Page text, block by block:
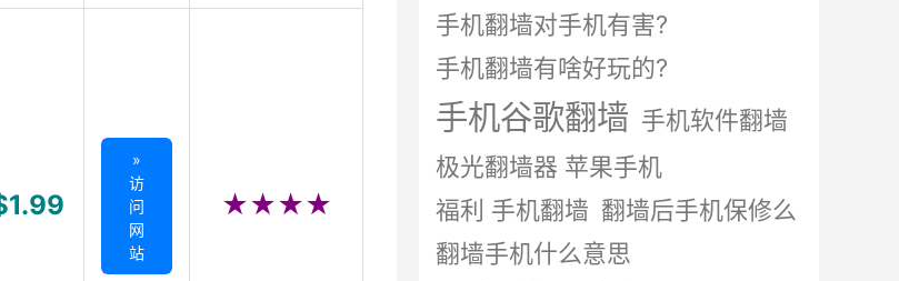
»
访
问
网
站
★★★★
手机翻墙对手机有害?
手机翻墙有啥好玩的?
手机谷歌翻墙 手机软件翻墙
极光翻墙器 苹果手机
福利 手机翻墙 翻墙后手机保修么
翻墙手机什么意思